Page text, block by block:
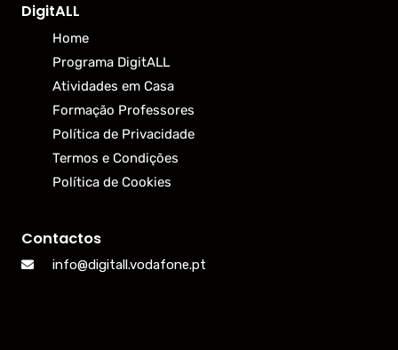
DigitALL
Home
Programa DigitALL
Atividades em Casa
Formação Professores
Política de Privacidade
Termos e Condições
Política de Cookies
Contactos
info@digitall.vodafone.pt